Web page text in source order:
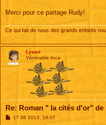
Merci pour ce partage Rudy!
Ce qui fait de nous des grands enfants
Lyvan
Vénérable Inca
Re: Roman " la cités d'or" de
M17 06 2013, 19:07